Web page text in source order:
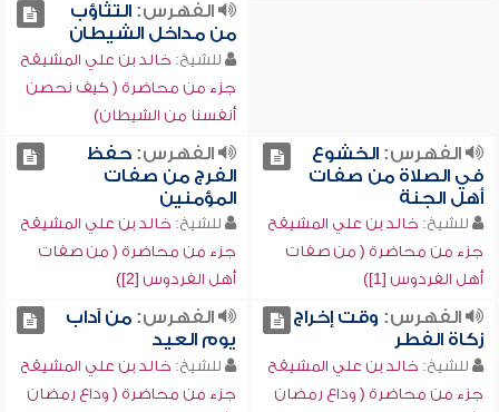
الفهرس:التثاؤب
من مداخل الشيطان
للشيخ: خالد بن علي المشيقح
جزء من محاضرة ( كيف نحصن
أنفسنا من الشيطان)
الفهرس:الخشوع
في الصلاة من صفات
أهل الجنة
للشيخ: خالد بن علي المشيقح
جزء من محاضرة ( من صفات
أهل الفردوس [1])
الفهرس:حفظ
الفرج من صفات
المؤمنين
للشيخ: خالد بن علي المشيقح
جزء من محاضرة ( من صفات
أهل الفردوس [2])
الفهرس: وقت إخراج
زكاة الفطر
للشيخ: خالد بن علي المشيقح
جزء من محاضرة ( وداع رمضان
الفهرس:من آداب
يوم العيد
للشيخ: خالد بن علي المشيقح
جزء من محاضرة ( وداع رمضان